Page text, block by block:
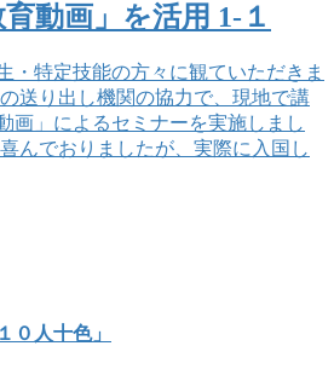
動画」を活用 1-１
・特定技能の方々に観ていただきま
送り出し機関の協力で、現地で講
画」によるセミナーを実施しまし
んでおりましたが、実際に入国し
人十色」